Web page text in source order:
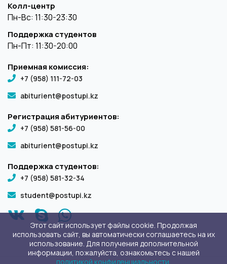
Колл-центр
Пн-Вс: 11:30-23:30
Поддержка студентов
Пн-Пт: 11:30-20:00
Приемная комиссия:
+7 (958) 111-72-03
abiturient@postupi.kz
Регистрация абитуриентов:
+7 (958) 581-56-00
abiturient@postupi.kz
Поддержка студентов:
+7 (958) 581-32-34
student@postupi.kz
Этот сайт использует файлы cookie. Продолжая
использовать сайт, вы автоматически соглашаетесь на их
использование. Для получения дополнительной
информации, пожалуйста, ознакомьтесь с нашей
политикой конфиденциальности